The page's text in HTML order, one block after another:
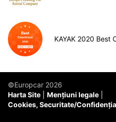
KAYAK 2020 Best
©Europcar 2026
Harta Site
Mențiuni legale
Cookies, Securitate/